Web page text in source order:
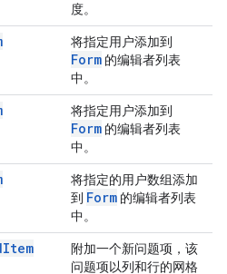
度。
将指定用户添加到
Form 的编辑者列表
中。
将指定用户添加到
Form 的编辑者列表
中。
将指定的用户数组添加
到 Form 的编辑者列表
中。
Item
附加一个新问题项，该
问题项以列和行的网格